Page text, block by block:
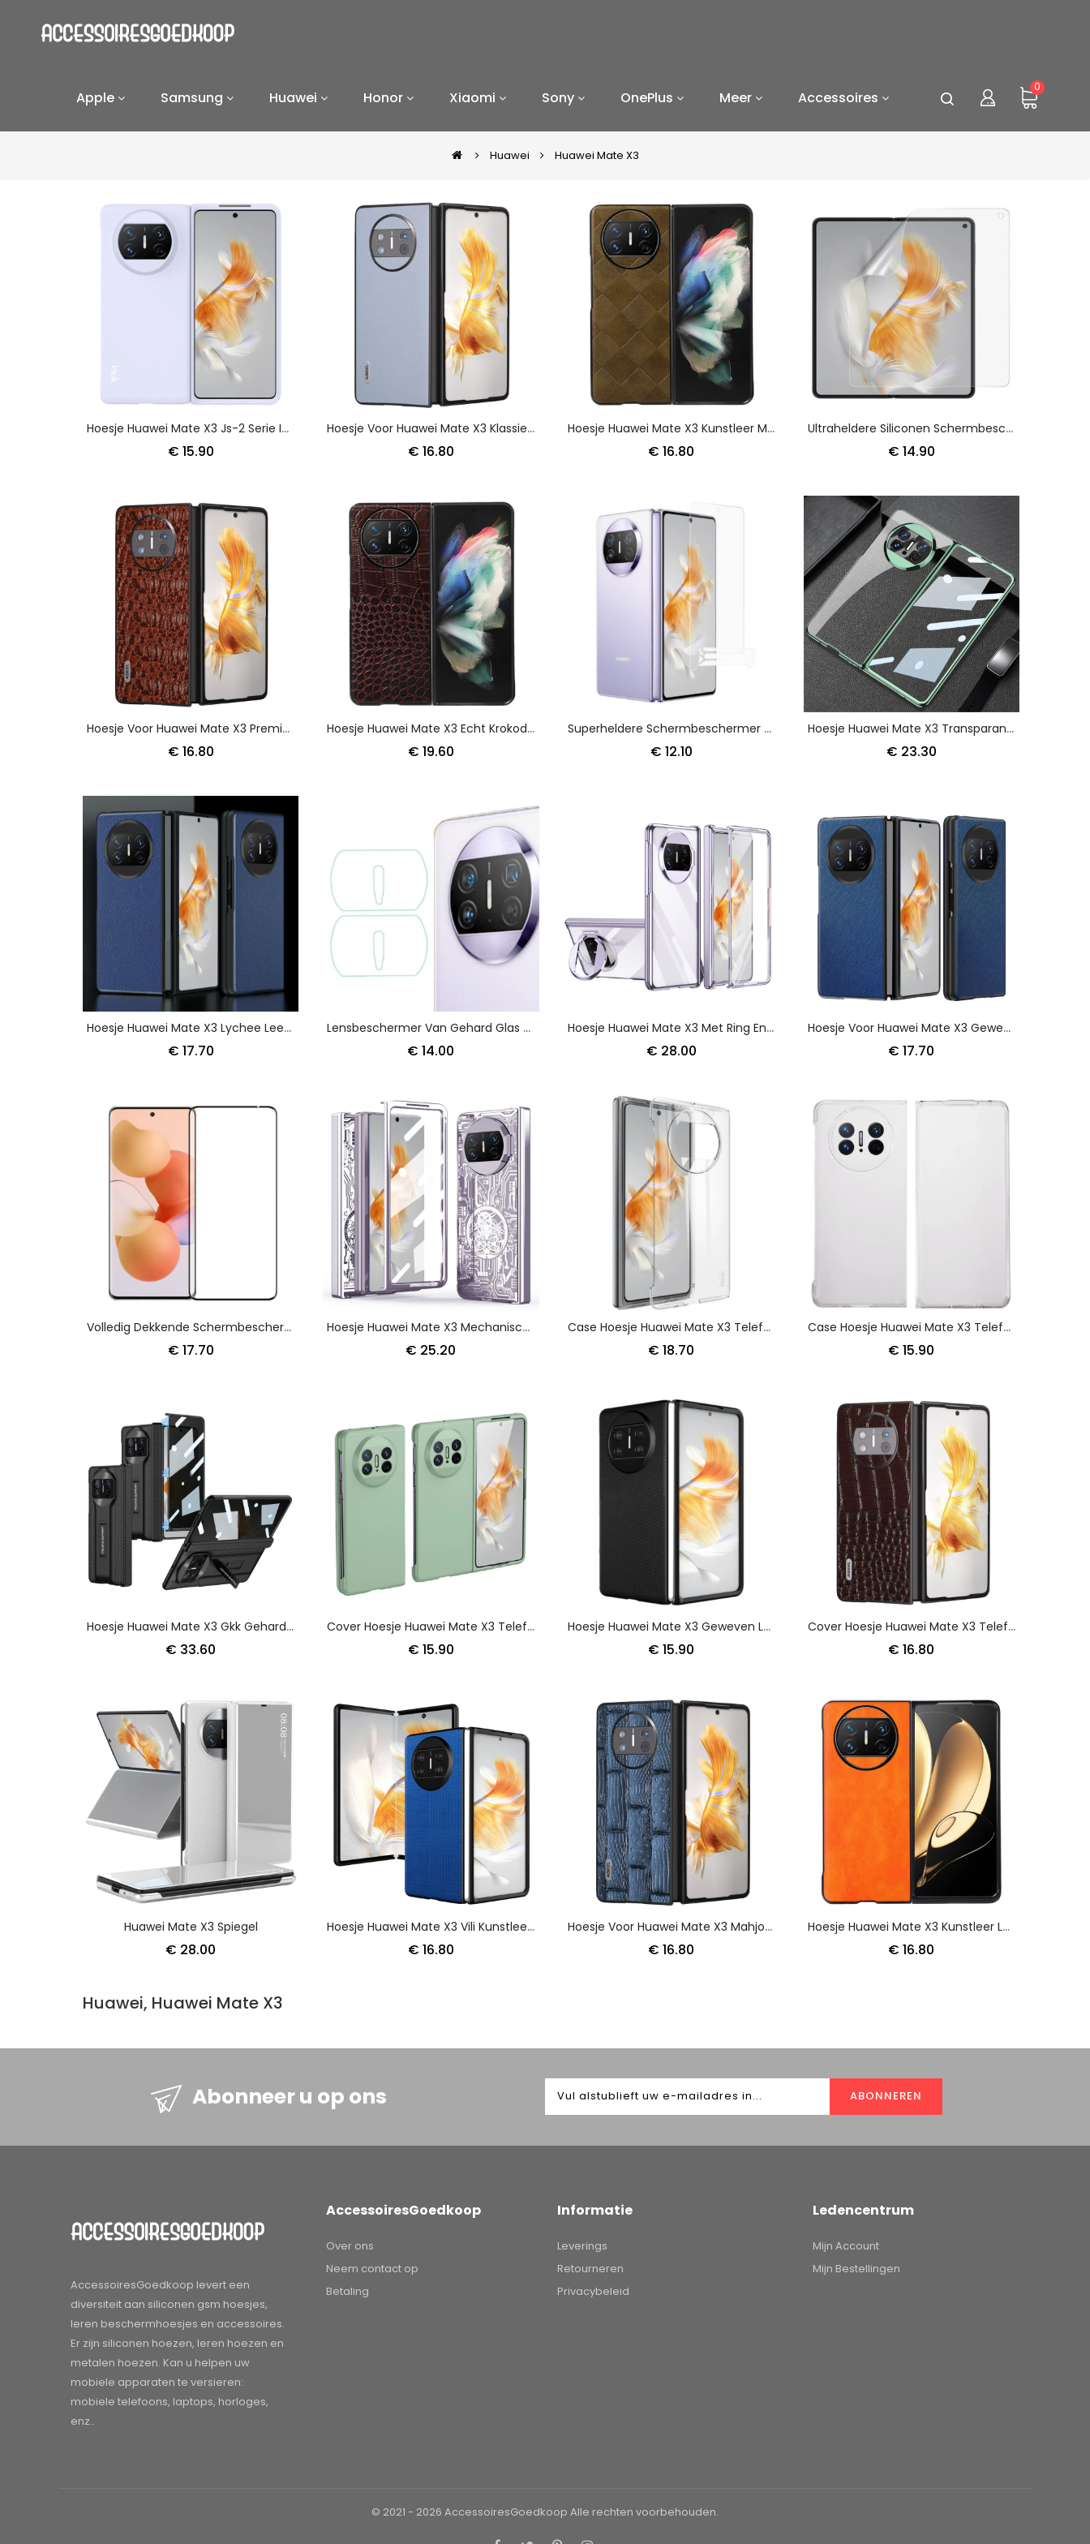
Apple Samsung Huawei Honor Xiaomi Sony OnePlus Meer Accessoires
0
Huawei Huawei Mate X3
Hoesje Huawei Mate X3 Js-2 Serie Imak
€ 15.90
Hoesje Voor Huawei Mate X3 Klassieke Abeel
€ 16.80
Hoesje Huawei Mate X3 Kunstleer Met Ruitpatroon
€ 16.80
Ultraheldere Siliconen Schermbeschermer Voor Huawei Mate X3
€ 14.90
Hoesje Voor Huawei Mate X3 Premium Abeel
€ 16.80
Hoesje Huawei Mate X3 Echt Krokodillenleerstijl Bescherming Hoesje
€ 19.60
Superheldere Schermbeschermer Voor Huawei Mate X3
€ 12.10
Hoesje Huawei Mate X3 Transparant Met Gkk Glazen Beschermer
€ 23.30
Hoesje Huawei Mate X3 Lychee Leerstijl
€ 17.70
Lensbeschermer Van Gehard Glas Voor Huawei Mate X3
€ 14.00
Hoesje Huawei Mate X3 Met Ring En Schermbeschermer Bescherming Hoesje
€ 28.00
Hoesje Voor Huawei Mate X3 Geweven Textuur
€ 17.70
Volledig Dekkende Schermbeschermer Van Gehard Glas Voor Huawei Mate X3
€ 17.70
Hoesje Huawei Mate X3 Mechanisch Met Schermbeschermer
€ 25.20
Case Hoesje Huawei Mate X3 Telefoonhoesje Imak Air Ii Pro
€ 18.70
Case Hoesje Huawei Mate X3 Telefoonhoesje Kunststof
€ 15.90
Hoesje Huawei Mate X3 Gkk Gehard Glazen Schermbeschermer Met Standaard Bescherming Hoesje
€ 33.60
Cover Hoesje Huawei Mate X3 Telefoonhoesje Ultradunne Huidvriendelijke Schermbeschermer
€ 15.90
Hoesje Huawei Mate X3 Geweven Leerstijl
€ 15.90
Cover Hoesje Huawei Mate X3 Telefoonhoesje Echt Krokodillenleerstijl Abeel
€ 16.80
Huawei Mate X3 Spiegel
€ 28.00
Hoesje Huawei Mate X3 Vili Kunstleer Bescherming Hoesje
€ 16.80
Hoesje Voor Huawei Mate X3 Mahjong-Serie Abeel
€ 16.80
Hoesje Huawei Mate X3 Kunstleer Lychee Bescherming Hoesje
€ 16.80
Huawei, Huawei Mate X3
Abonneer u op ons ABONNEREN
AccessoiresGoedkoop levert een
diversiteit aan siliconen gsm hoesjes,
leren beschermhoesjes en accessoires.
Er zijn siliconen hoezen, leren hoezen en
metalen hoezen. Kan u helpen uw
mobiele apparaten te versieren:
mobiele telefoons, laptops, horloges,
enz..
AccessoiresGoedkoop
Over ons
Neem contact op
Betaling
Informatie
Leverings
Retourneren
Privacybeleid
Ledencentrum
Mijn Account
Mijn Bestellingen
© 2021 - 2026 AccessoiresGoedkoop Alle rechten voorbehouden.